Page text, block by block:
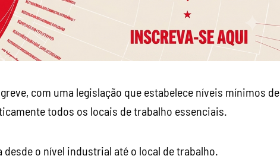
com uma legislação que estabelece níveis mínimos de
todos os locais de trabalho essenciais.
o nível industrial até o local de trabalho.